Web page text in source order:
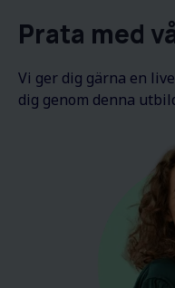
Prata med
Vi ger dig gärna en
dig genom denna